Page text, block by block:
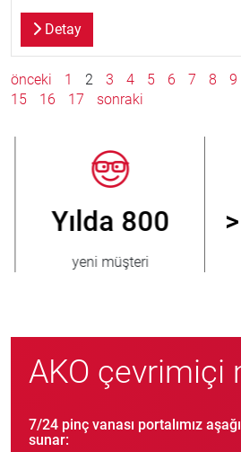
Detay
önceki 1 2 3 4 5 6 7 8 9
15
16 17 sonraki
Yılda 800
yeni müşteri
AKO çevrimiçi
7/24 pinç vanası portalımız
sunar: